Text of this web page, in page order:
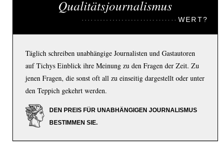
Qualitätsjournalismus
WERT?
Täglich schreiben unabhängige Journalisten und Gastautoren
auf Tichys Einblick ihre Meinung zu den Fragen der Zeit. Zu
jenen Fragen, die sonst oft all zu einseitig dargestellt oder unter
den Teppich gekehrt werden.
DEN PREIS FÜR UNABHÄNGIGEN JOURNALISMUS
BESTIMMEN SIE.